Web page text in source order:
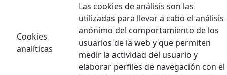
Cookies
analíticas
Las cookies de análisis son las
utilizadas para llevar a cabo el análisis
anónimo del comportamiento de los
usuarios de la web y que permiten
medir la actividad del usuario y
elaborar perfiles de navegación con el